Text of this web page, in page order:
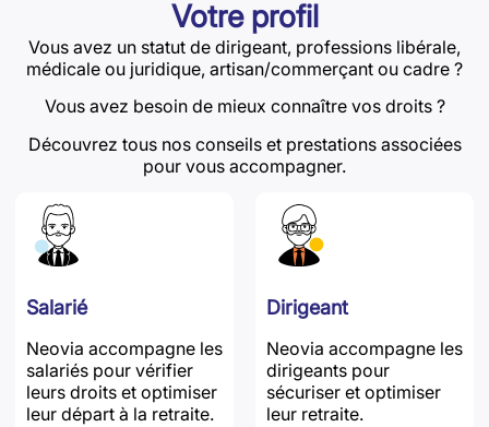
Votre profil
Vous avez un statut de dirigeant, professions libérale,
médicale ou juridique, artisan/commerçant ou cadre ?
Vous avez besoin de mieux connaître vos droits ?
Découvrez tous nos conseils et prestations associées
pour vous accompagner.
Salarié
Neovia accompagne les
salariés pour vérifier
leurs droits et optimiser
leur départ à la retraite.
Dirigeant
Neovia accompagne les
dirigeants pour
sécuriser et optimiser
leur retraite.